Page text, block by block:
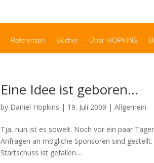
Referenzen Bücher Über HOPKINS
Eine Idee ist geboren…
by Daniel Hopkins | 19. Juli 2009 |Allgemein
Tja, nun ist es soweit. Noch vor ein paar
Anfragen an mögliche Sponsoren sind
Startschuss ist gefallen....